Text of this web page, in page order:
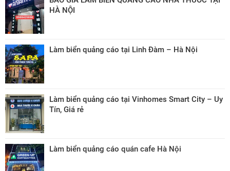
HÀ NỘI
Làm biển quảng cáo tại Linh Đàm – Hà Nội
Làm biển quảng cáo tại Vinhomes Smart City – Uy
Tín, Giá rẻ
Làm biển quảng cáo quán cafe Hà Nội